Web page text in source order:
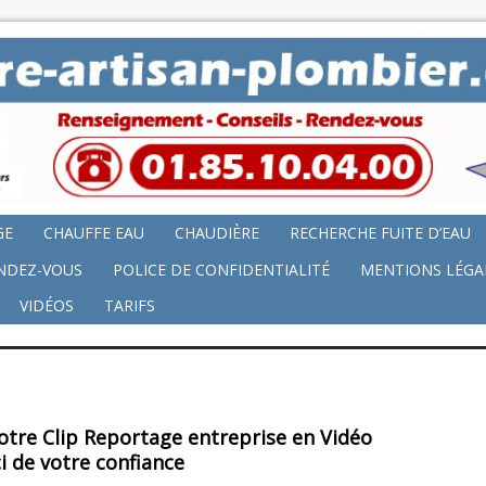
CHAUFFE EAU CHAUDIÈRE
RECHERCHE FUITE D’EAU
VOUS
POLICE DE CONFIDENTIALITÉ
MENTIONS
VIDÉOS
TARIFS
Clip Reportage entreprise en Vidéo
de votre confiance